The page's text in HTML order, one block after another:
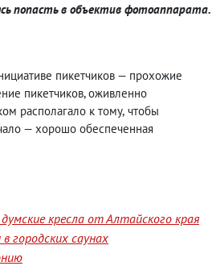
попасть в объектив фотоаппарата.
пикетчиков — прохожие
пикетчиков, оживленно
располагало к тому, чтобы
— хорошо обеспеченная
кресла от Алтайского края
городских саунах